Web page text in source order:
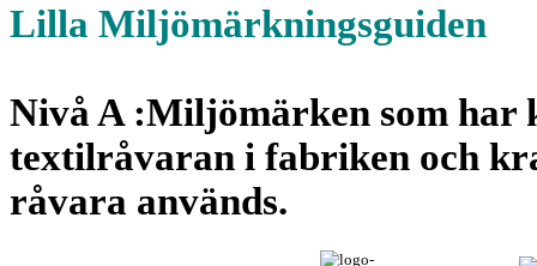
Lilla Miljömärkningsguiden
Nivå A:Miljömärken som har
textilråvaran i fabriken och
råvara används.